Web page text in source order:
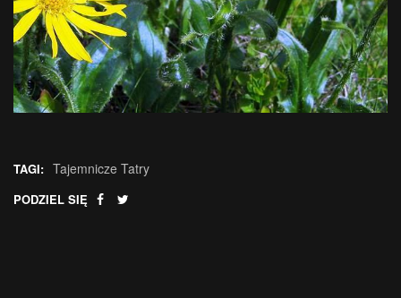
TAGI: Tajemnicze Tatry
PODZIEL SIĘ